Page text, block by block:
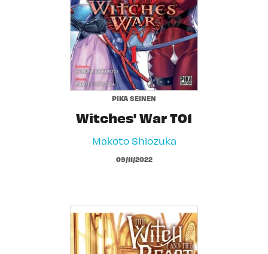
PIKA SEINEN
Witches' War T01
Makoto Shiozuka
09/11/2022